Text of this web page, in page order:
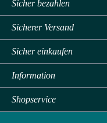
Sicher bezahlen
Sicherer Versand
Sicher einkaufen
Information
Shopservice